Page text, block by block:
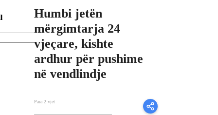
Humbi jetën
mërgimtarja 24
vjeçare, kishte
ardhur për pushime
në vendlindje
Para 2 vjet